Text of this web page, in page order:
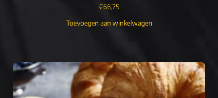
€66,25
Toevoegen aan winkelwagen